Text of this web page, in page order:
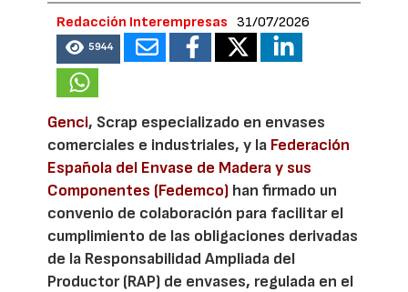
Redacción Interempresas 31/07/2026
5944
Genci, Scrap especializado en envases
comerciales e industriales, y la Federación
Española del Envase de Madera y sus
Componentes (Fedemco) han firmado un
convenio de colaboración para facilitar el
cumplimiento de las obligaciones derivadas
de la Responsabilidad Ampliada del
Productor (RAP) de envases, regulada en el